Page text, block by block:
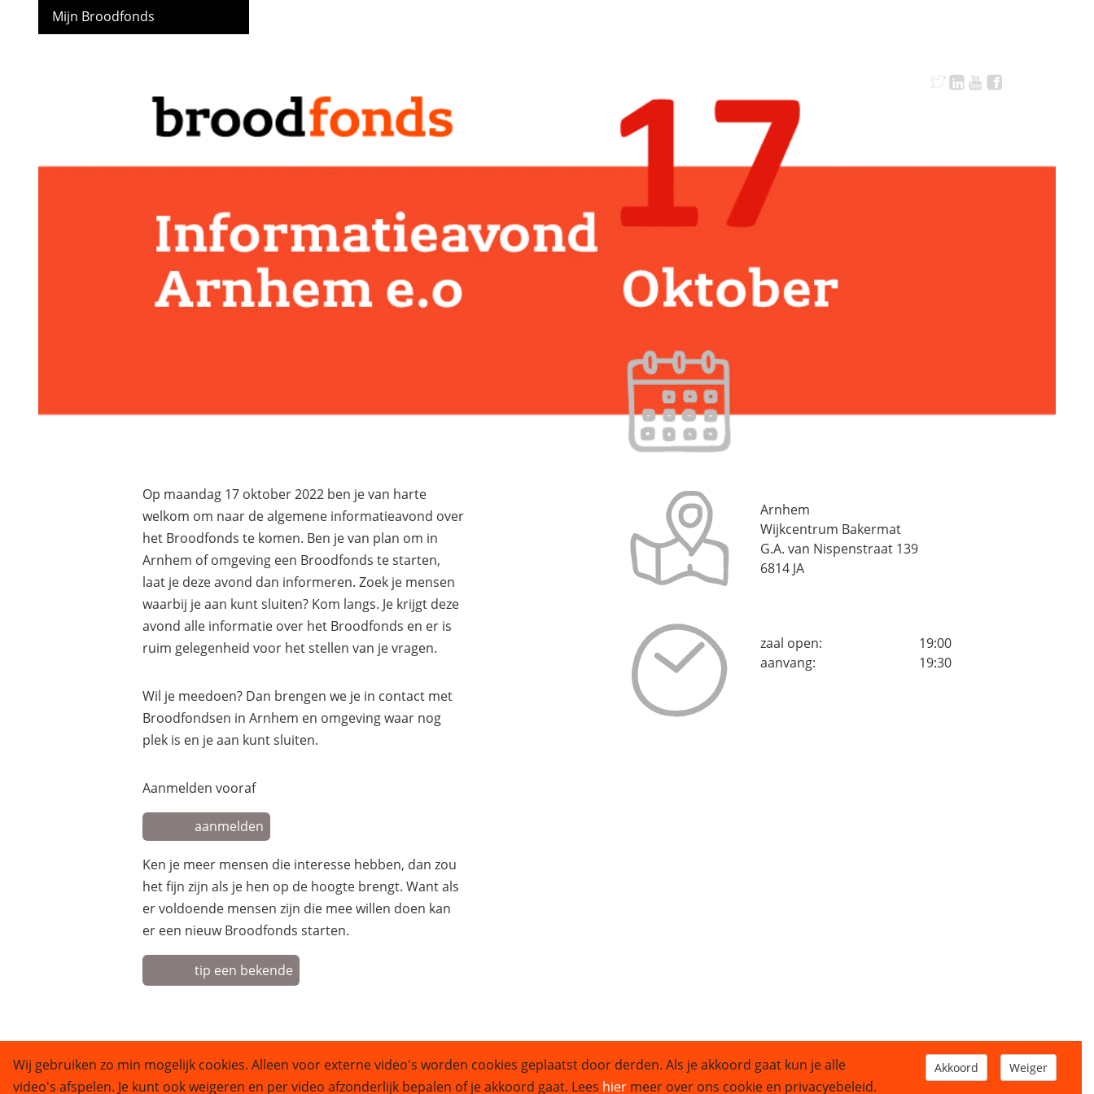
Mijn Broodfonds
Op maandag 17 oktober 2022 ben je van harte
welkom om naar de algemene informatieavond over
het Broodfonds te komen. Ben je van plan om in
Arnhem of omgeving een Broodfonds te starten,
laat je deze avond dan informeren. Zoek je mensen
waarbij je aan kunt sluiten? Kom langs. Je krijgt deze
avond alle informatie over het Broodfonds en er is
ruim gelegenheid voor het stellen van je vragen.
Wil je meedoen? Dan brengen we je in contact met
Broodfondsen in Arnhem en omgeving waar nog
plek is en je aan kunt sluiten.
Aanmelden vooraf
aanmelden
Ken je meer mensen die interesse hebben, dan zou
het fijn zijn als je hen op de hoogte brengt. Want als
er voldoende mensen zijn die mee willen doen kan
er een nieuw Broodfonds starten.
tip een bekende
Arnhem
Wijkcentrum Bakermat
G.A. van Nispenstraat 139
6814 JA
zaal open:
19:00
aanvang:
19:30
Wij gebruiken zo min mogelijk cookies. Alleen voor externe video's worden cookies geplaatst door derden. Als je akkoord gaat kun je alle
video's afspelen. Je kunt ook weigeren en per video afzonderlijk bepalen of je akkoord gaat. Lees hier meer over ons cookie en privacyebeleid.
Weiger
Akkoord